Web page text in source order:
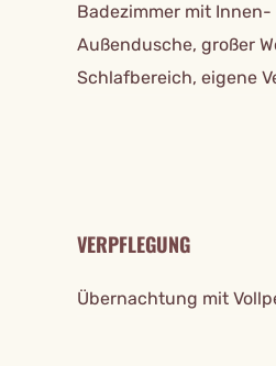
Badezimmer mit Innen-
Außendusche, großer
Schlafbereich, eigene
VERPFLEGUNG
Übernachtung mit